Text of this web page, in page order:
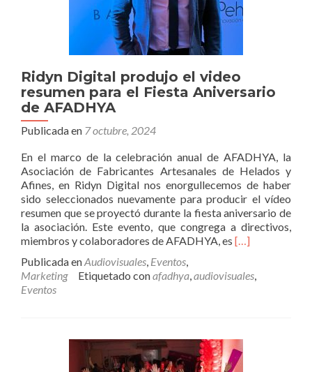
Ridyn Digital produjo el video
resumen para el Fiesta Aniversario
de AFADHYA
Publicada en 7 octubre, 2024
En el marco de la celebración anual de AFADHYA, la
Asociación de Fabricantes Artesanales de Helados y
Afines, en Ridyn Digital nos enorgullecemos de haber
sido seleccionados nuevamente para producir el vídeo
resumen que se proyectó durante la fiesta aniversario de
la asociación. Este evento, que congrega a directivos,
miembros y colaboradores de AFADHYA, es Leer
produjo
para
el
Fiesta
[…]
Publicada enAudiovisuales, Eventos,
Marketing
Etiquetado conafadhya,audiovisuales,
Eventos